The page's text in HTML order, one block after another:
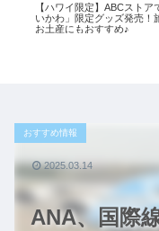
【ハワイ限定】ABCストア
いかわ」限定グッズ発売！
お土産にもおすすめ♪
ANA、国際
おすすめ情報
2025.03.14